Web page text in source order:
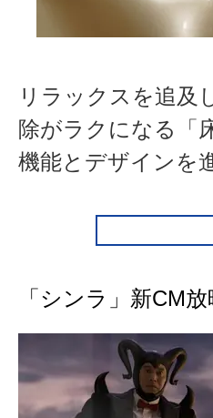
リラックスを追及
除がラクになる「
機能とデザインを
「シンラ」新CM放